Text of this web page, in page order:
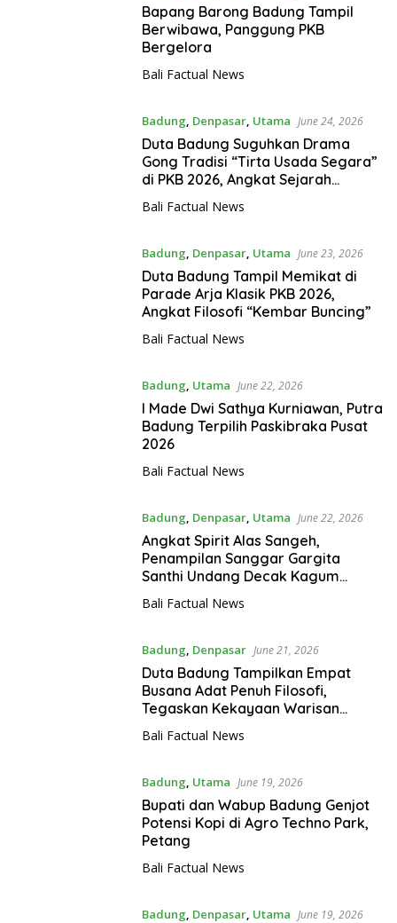
Bapang Barong Badung Tampil
Berwibawa, Panggung PKB
Bergelora
Bali Factual News
Badung Denpasar, Utama June 24, 2026
Duta Badung Suguhkan Drama
Gong Tradisi “Tirta Usada Segara”
di PKB 2026, Angkat Sejarah
Bali Factual News
Badung Denpasar, Utama June 23, 2026
Duta Badung Tampil Memikat di
Parade Arja Klasik PKB 2026,
Angkat Filosofi “Kembar Buncing”
Bali Factual News
Badung Utama June 22, 2026
I Made Dwi Sathya Kurniawan, Putra
Badung Terpilih Paskibraka Pusat
2026
Bali Factual News
Badung Denpasar, Utama June 22, 2026
Angkat Spirit Alas Sangeh,
Penampilan Sanggar Gargita
Santhi Undang Decak Kagum
Bali Factual News
Badung Denpasar June 21, 2026
Duta Badung Tampilkan Empat
Busana Adat Penuh Filosofi,
Tegaskan Kekayaan Warisan
Bali Factual News
Badung Utama June 19, 2026
Bupati dan Wabup Badung Genjot
Potensi Kopi di Agro Techno Park,
Petang
Bali Factual News
Badung Denpasar, Utama June 19, 2026